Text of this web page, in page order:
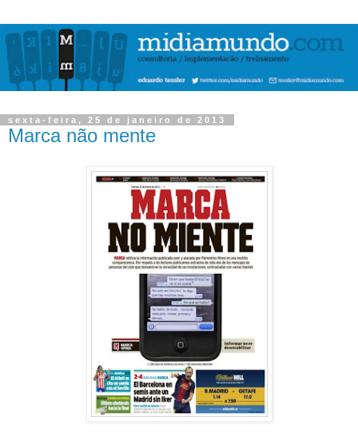
sexta-feira, 25 de janeiro de 2013
Marca não mente